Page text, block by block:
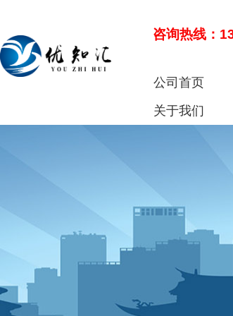
咨询热线：
公司首页
关于我们